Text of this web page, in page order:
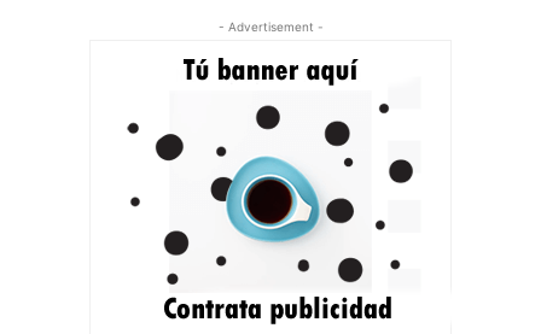
- Advertisement -